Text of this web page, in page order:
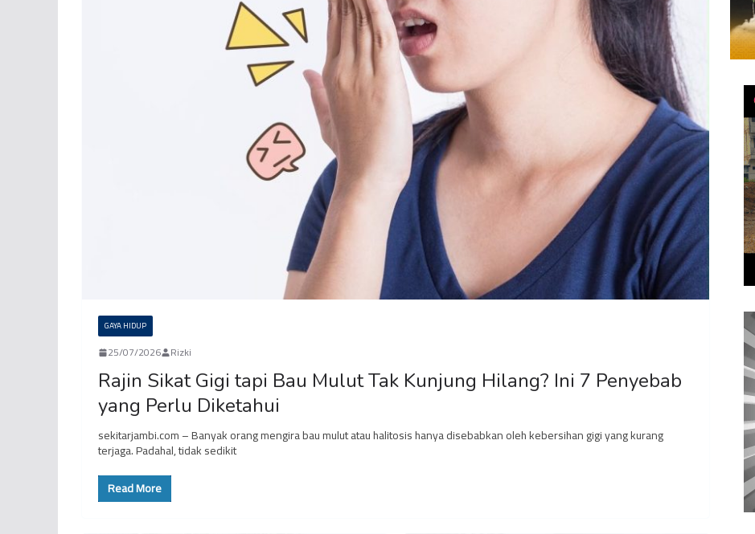
GAYA HIDUP
25/07/2026 Rizki
Rajin Sikat Gigi tapi Bau Mulut Tak Kunjung Hilang? Ini 7 Penyebab
yang Perlu Diketahui
sekitarjambi.com – Banyak orang mengira bau mulut atau halitosis hanya disebabkan oleh kebersihan gigi yang kurang
terjaga. Padahal, tidak sedikit
Read More